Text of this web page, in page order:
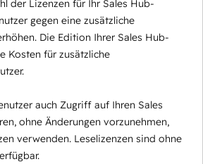
der Lizenzen für Ihr Sales Hub-
gegen eine zusätzliche
Die Edition Ihrer Sales Hub-
Kosten für zusätzliche
auch Zugriff auf Ihren Sales
ohne Änderungen vorzunehmen,
verwenden. Leselizenzen sind ohne